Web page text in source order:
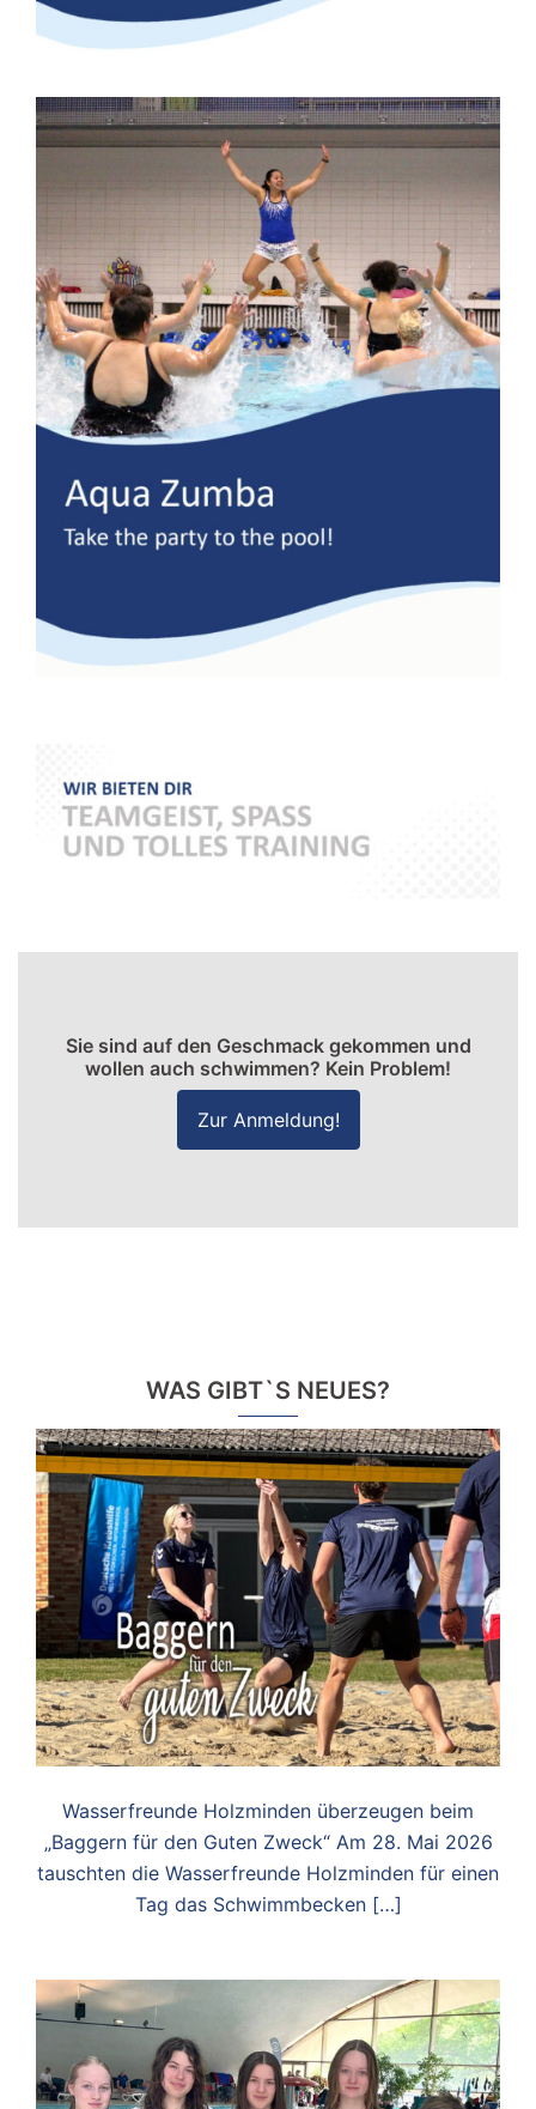
Sie sind auf den Geschmack gekommen und
wollen auch schwimmen? Kein Problem!
Zur Anmeldung!
WAS GIBT`S NEUES?
Wasserfreunde Holzminden überzeugen beim
„Baggern für den Guten Zweck“ Am 28. Mai 2026
tauschten die Wasserfreunde Holzminden für einen
Tag das Schwimmbecken […]